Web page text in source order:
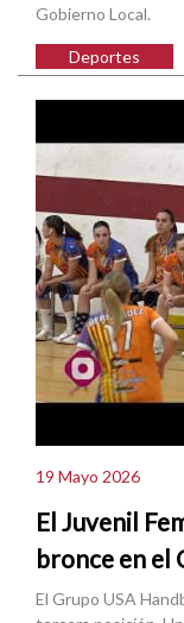
Gobierno Local.
Deportes
19 Mayo 2026
El Juvenil
bronce en el
El Grupo USA